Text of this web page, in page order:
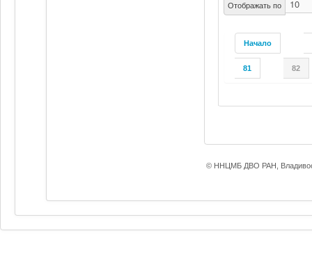
Отображать по
Начало
81 82
© ННЦМБ ДВО РАН,